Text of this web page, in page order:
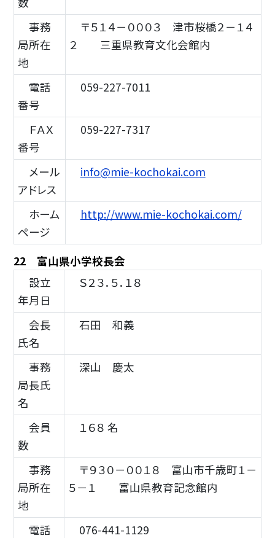
事務
局所在
地
〒５１４－０００３ 津市桜橋２－１４
２ 三重県教育文化会館内
電話
番号
059-227-7011
ＦＡＸ
番号
059-227-7317
メール
アドレス
info@mie-kochokai.com
ホーム
ページ
http://www.mie-kochokai.com/
22 富山県小学校長会
設立
年月日
Ｓ２３．５．１８
会長
氏名
石田 和義
事務
局長氏
名
深山 慶太
会員
数
１６８ 名
事務
局所在
地
〒９３０－００１８ 富山市千歳町１－
５－１ 富山県教育記念館内
電話
076-441-1129